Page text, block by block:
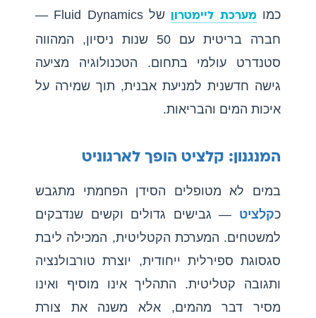
כמומערכת ליימטרון
של Fluid Dynamics —
חברה בריטית עם 50 שנות ניסיון, המהווה
סטנדרט עולמי בתחום. הטכנולוגיה מציעה
גישה חדשנית למניעת אבנית, תוך שמירה על
איכות המים והבריאות.
המנגנון: קלציט הופך לארגוניט
במים לא מטופלים הסידן הפחמתי מתגבש
כקלציט — גבישים גדולים וקשים שנדבקים
למשטחים. המערכת הקטליטית, המכילה ליבת
סגסוגת ספירלית ייחודית, יוצרת טורבולנציה
ותגובה קטליטית. התהליך אינו מוסיף ואינו
מסיר דבר מהמים, אלא משנה את צורת